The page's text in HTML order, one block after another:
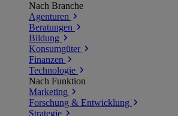
Nach Branche
Agenturen
Beratungen
Bildung
Konsumgüter
Finanzen
Technologie
Nach Funktion
Marketing
Forschung & Entwicklung
Strategie